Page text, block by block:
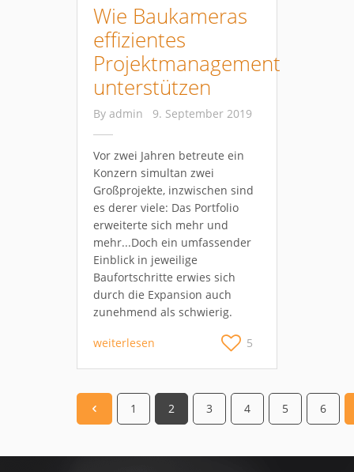
Wie Baukameras
effizientes
Projektmanagement
unterstützen
By admin 9. September 2019
Vor zwei Jahren betreute ein
Konzern simultan zwei
Großprojekte, inzwischen sind
es derer viele: Das Portfolio
erweiterte sich mehr und
mehr...Doch ein umfassender
Einblick in jeweilige
Baufortschritte erwies sich
durch die Expansion auch
zunehmend als schwierig.
weiterlesen 5
1 2 3 4 5 6